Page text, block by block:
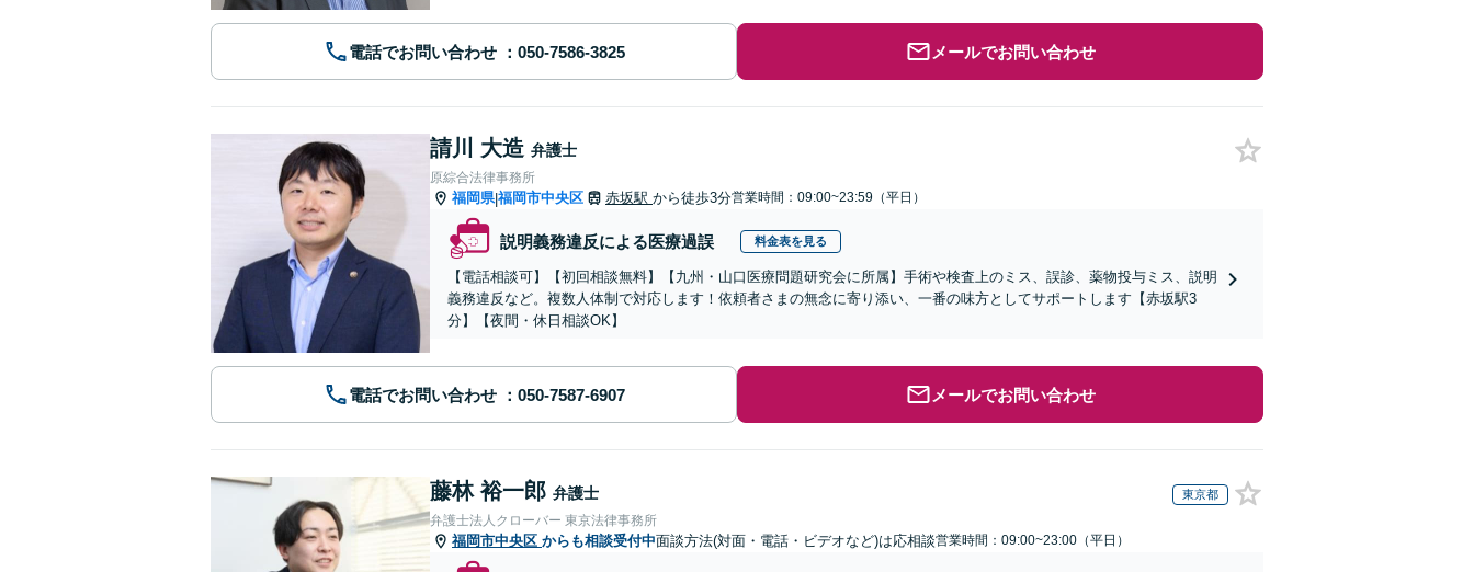
電話でお問い合わせ メールでお問い合わせ
請川 大造 弁護士
原綜合法律事務所
福岡県|福岡市中央区 赤坂駅 から徒歩3分営業時間：09:00~23:59（平日）
説明義務違反による医療過誤 料金表を見る
【電話相談可】【初回相談無料】【九州・山口医療問題研究会に所属】手術や検査上のミス、誤診、薬物投与ミス、説明
義務違反など。複数人体制で対応します！依頼者さまの無念に寄り添い、一番の味方としてサポートします【赤坂駅3
分】【夜間・休日相談OK】
電話でお問い合わせ メールでお問い合わせ
藤林 裕一郎 弁護士 東京都
弁護士法人クローバー 東京法律事務所
福岡市中央区 からも相談受付中面談方法(対面・電話・ビデオなど)は応相談営業時間：09:00~23:00（平日）